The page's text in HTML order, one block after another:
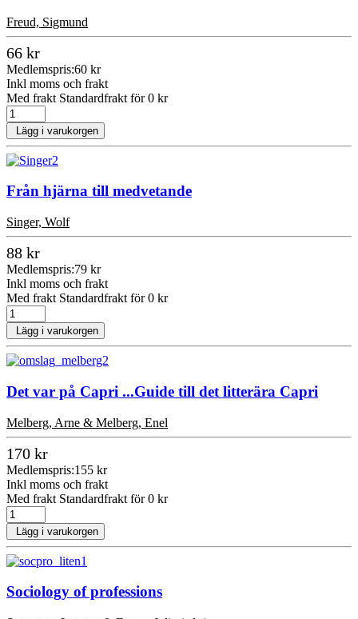
Freud, Sigmund
66 kr
Medlemspris:60 kr
Inkl moms och frakt
Med frakt Standardfrakt för 0 kr
Lägg i varukorgen
Från hjärna till medvetande
Singer, Wolf
88 kr
Medlemspris:79 kr
Inkl moms och frakt
Med frakt Standardfrakt för 0 kr
Lägg i varukorgen
Det var på Capri ...Guide till det litterära Capri
Melberg, Arne & Melberg, Enel
170 kr
Medlemspris:155 kr
Inkl moms och frakt
Med frakt Standardfrakt för 0 kr
Lägg i varukorgen
Sociology of professions